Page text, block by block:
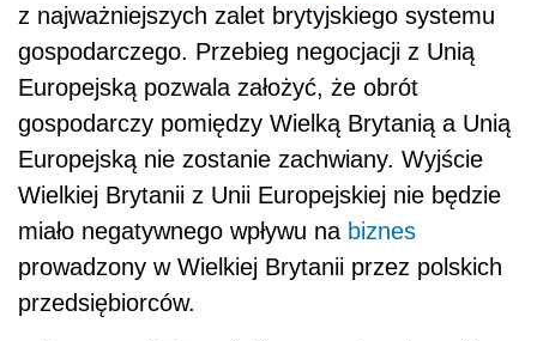
z najważniejszych zalet brytyjskiego systemu
gospodarczego. Przebieg negocjacji z Unią
Europejską pozwala założyć, że obrót
gospodarczy pomiędzy Wielką Brytanią a Unią
Europejską nie zostanie zachwiany. Wyjście
Wielkiej Brytanii z Unii Europejskiej nie będzie
miało negatywnego wpływu na biznes
prowadzony w Wielkiej Brytanii przez polskich
przedsiębiorców.